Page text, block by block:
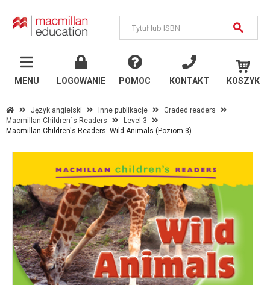
MENU LOGOWANIE POMOC KONTAKT KOSZYK
Język angielski Inne publikacje
Graded readers
Macmillan Children`s Readers
Level 3
Macmillan Children's Readers: Wild Animals (Poziom 3)
MENU
Język
angielski
Szkoły językowe i
niemiecki
Szkoły państwowe
Szkoły językowe i
uczelnie
Inne publikacje